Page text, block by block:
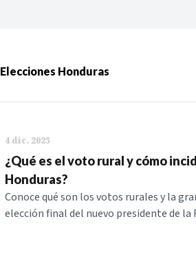
SERIES
Elecciones Honduras
4 dic. 2025
¿Qué es el voto rural y cómo
Honduras?
Conoce qué son los votos rurales y la
elección final del nuevo presidente de la